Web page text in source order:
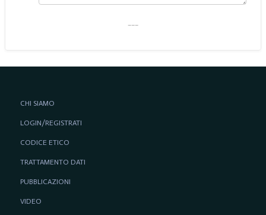
CHI SIAMO
LOGIN/REGISTRATI
CODICE ETICO
TRATTAMENTO DATI
PUBBLICAZIONI
VIDEO